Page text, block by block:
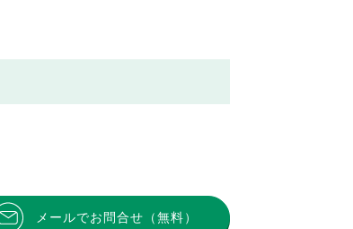
メールでお問合せ（無料）